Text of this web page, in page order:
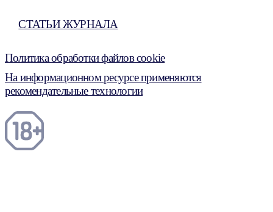
СТАТЬИ ЖУРНАЛА
Политика обработки файлов cookie
На информационном ресурсе применяются
рекомендательные технологии